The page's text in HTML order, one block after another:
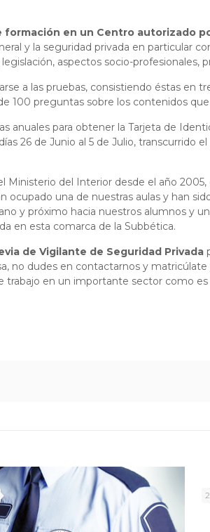
formación en un Centro autorizado
y la seguridad privada en particular
aspectos socio-profesionales,
a las pruebas, consistiendo éstas en
100 preguntas sobre los contenidos
anuales para obtener la Tarjeta de
26 de Junio al 5 de Julio, transcurrido
Ministerio del Interior desde el año
una de nuestras aulas y han
y próximo hacia nuestros alumnos y
en esta comarca de la Subbética.
de Vigilante de Seguridad Privada
no dudes en contactarnos y
en un importante sector como es